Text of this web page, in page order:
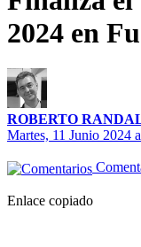
2024 en
ROBERTO
Martes, 11 Junio 2024
Enlace copiado